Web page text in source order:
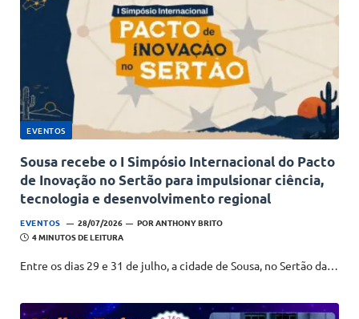
EVENTOS
Sousa recebe o I Simpósio Internacional do Pacto
de Inovação no Sertão para impulsionar ciência,
tecnologia e desenvolvimento regional
EVENTOS 28/07/2026 POR ANTHONY BRITO
4 MINUTOS DE LEITURA
Entre os dias 29 e 31 de julho, a cidade de Sousa, no Sertão da…